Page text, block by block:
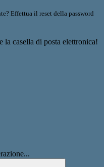
Effettua il reset della password
casella di posta elettronica!